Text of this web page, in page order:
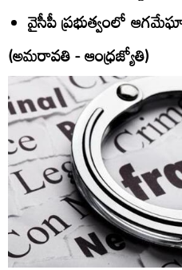
వైసీపీ ప్రభుత్వంలో
(అమరావతి - ఆంధ్రజ్యోతి)